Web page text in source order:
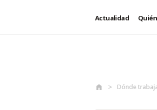
Actualidad
Dónde